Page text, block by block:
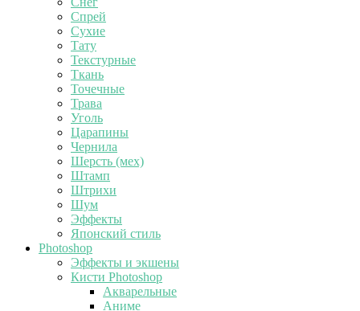
Спрей
Сухие
Тату
Текстурные
Ткань
Точечные
Трава
Уголь
Царапины
Чернила
Шерсть (мех)
Штамп
Штрихи
Шум
Эффекты
Японский стиль
Photoshop
Эффекты и экшены
Кисти Photoshop
Акварельные
Аниме